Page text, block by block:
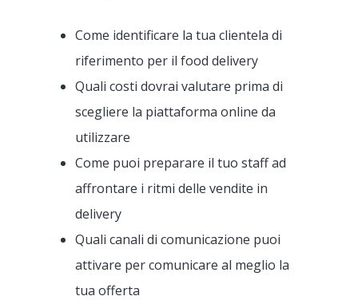
Come identificare la tua clientela di
riferimento per il food delivery
Quali costi dovrai valutare prima di
scegliere la piattaforma online da
utilizzare
Come puoi preparare il tuo staff ad
affrontare i ritmi delle vendite in
delivery
Quali canali di comunicazione puoi
attivare per comunicare al meglio la
tua offerta